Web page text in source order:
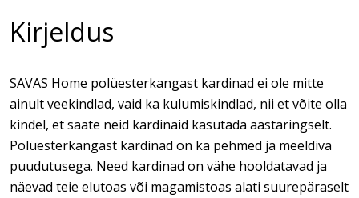
Kirjeldus
SAVAS Home polüesterkangast kardinad ei ole mitte
ainult veekindlad, vaid ka kulumiskindlad, nii et võite olla
kindel, et saate neid kardinaid kasutada aastaringselt.
Polüesterkangast kardinad on ka pehmed ja meeldiva
puudutusega. Need kardinad on vähe hooldatavad ja
näevad teie elutoas või magamistoas alati suurepäraselt